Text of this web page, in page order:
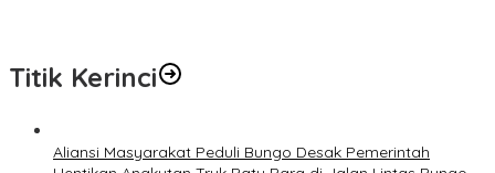
Titik Kerinci
Aliansi Masyarakat Peduli Bungo Desak Pemerintah